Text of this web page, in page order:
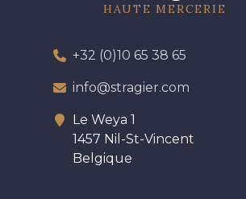
HAUTE MERCERIE
+32 (0)10 65 38 65
info@stragier.com
Le Weya 1
1457 Nil-St-Vincent
Belgique